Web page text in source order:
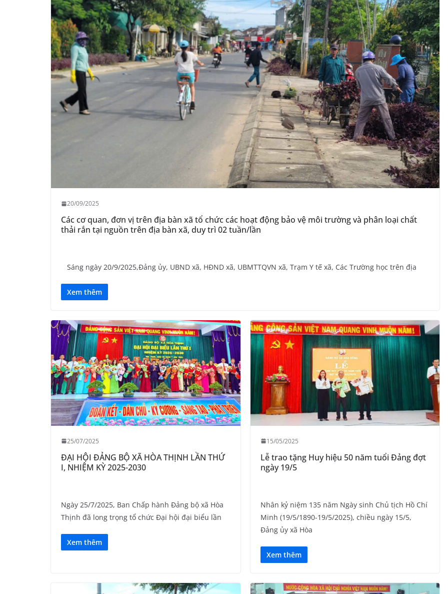
20/09/2025
Các cơ quan, đơn vị trên địa bàn xã tổ chức các hoạt động bảo vệ môi trường và phân loại chất
thải rắn tại nguồn trên địa bàn xã, duy trì 02 tuần/lần
Sáng ngày 20/9/2025,Đảng ủy, UBND xã, HĐND xã, UBMTTQVN xã, Trạm Y tế xã, Các Trường học trên địa
Xem thêm
25/07/2025
ĐẠI HỘI ĐẢNG BỘ XÃ HÒA THỊNH LẦN THỨ
I, NHIỆM KỲ 2025-2030
Ngày 25/7/2025, Ban Chấp hành Đảng bộ xã Hòa
Thịnh đã long trọng tổ chức Đại hội đại biểu lần
Xem thêm
15/05/2025
Lễ trao tặng Huy hiệu 50 năm tuổi Đảng đợt
ngày 19/5
Nhân kỷ niệm 135 năm Ngày sinh Chủ tịch Hồ Chí
Minh (19/5/1890-19/5/2025), chiều ngày 15/5,
Đảng ủy xã Hòa
Xem thêm